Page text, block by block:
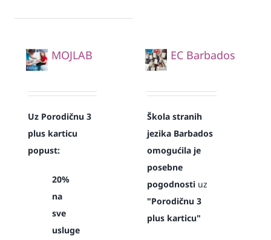
MOJLAB
Uz Porodičnu 3
plus karticu
popust:
20%
na
sve
usluge
EC Barbados
Škola stranih
jezika Barbados
omogućila je
posebne
pogodnosti uz
"Porodičnu 3
plus karticu"